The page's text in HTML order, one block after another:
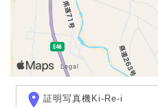
証明写真機Ki-Re-i